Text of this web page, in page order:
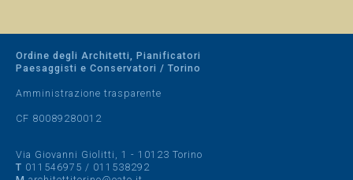
Ordine degli Architetti, Pianificatori
Paesaggisti e Conservatori / Torino
Amministrazione trasparente
CF 80089280012
Via Giovanni Giolitti, 1 - 10123 Torino
T 011546975 / 011538292